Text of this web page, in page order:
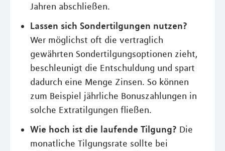
Jahren abschließen.
Lassen sich Sondertilgungen nutzen?
Wer möglichst oft die vertraglich
gewährten Sondertilgungsoptionen zieht,
beschleunigt die Entschuldung und spart
dadurch eine Menge Zinsen. So können
zum Beispiel jährliche Bonuszahlungen in
solche Extratilgungen fließen.
Wie hoch ist die laufende Tilgung? Die
monatliche Tilgungsrate sollte bei